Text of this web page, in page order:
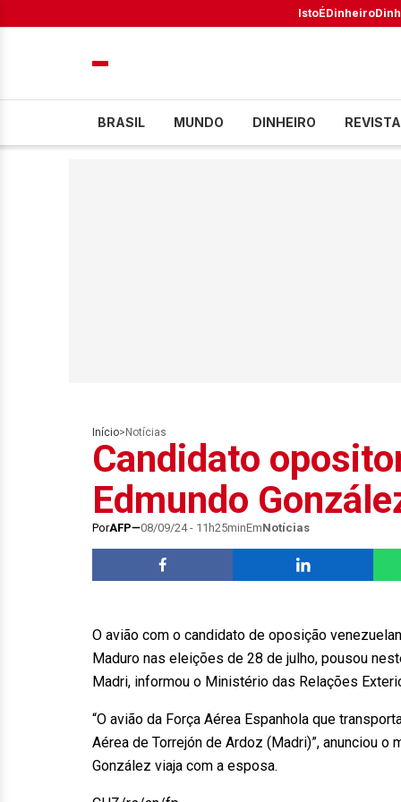
IstoÉDinheiro
BRASIL MUNDO DINHEIRO REVISTA
Início> Notícias
Candidato
Edmundo
PorAFP 08/09/24 - 11h25minEmNotícias
O avião com o candidato de oposição
Maduro nas eleições de 28 de julho, pousou
Madri, informou o Ministério das Relações
“O avião da Força Aérea Espanhola que
Aérea de Torrejón de Ardoz (Madri)”, anunciou
González viaja com a esposa.